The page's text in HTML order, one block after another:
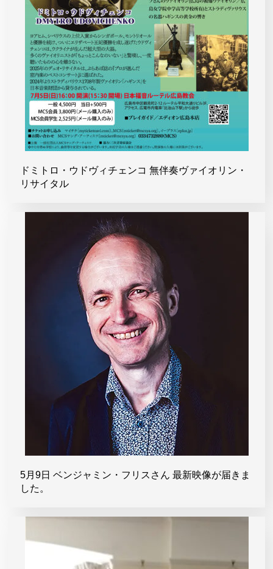
ドミトロ・ウドヴィチェンコ 無伴奏ヴァイオリン・
リサイタル
5月9日 ベンジャミン・フリスさん 最新映像が届きま
した。